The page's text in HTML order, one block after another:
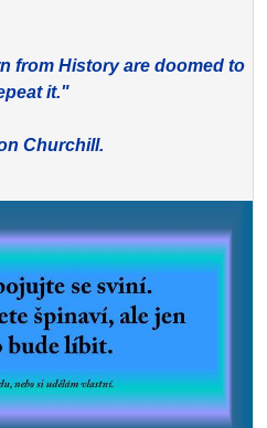
from History are doomed to
it."
Churchill.